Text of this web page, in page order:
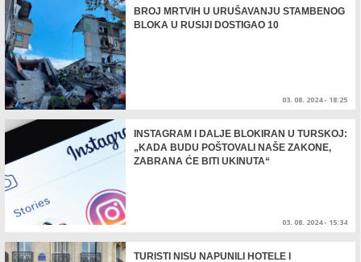
BROJ MRTVIH U URUŠAVANJU STAMBENOG
BLOKA U RUSIJI DOSTIGAO 10
03. 08. 2024 - 18:25
INSTAGRAM I DALJE BLOKIRAN U TURSKOJ:
„KADA BUDU POŠTOVALI NAŠE ZAKONE,
ZABRANA ĆE BITI UKINUTA“
03. 08. 2024 - 15:34
TURISTI NISU NAPUNILI HOTELE I